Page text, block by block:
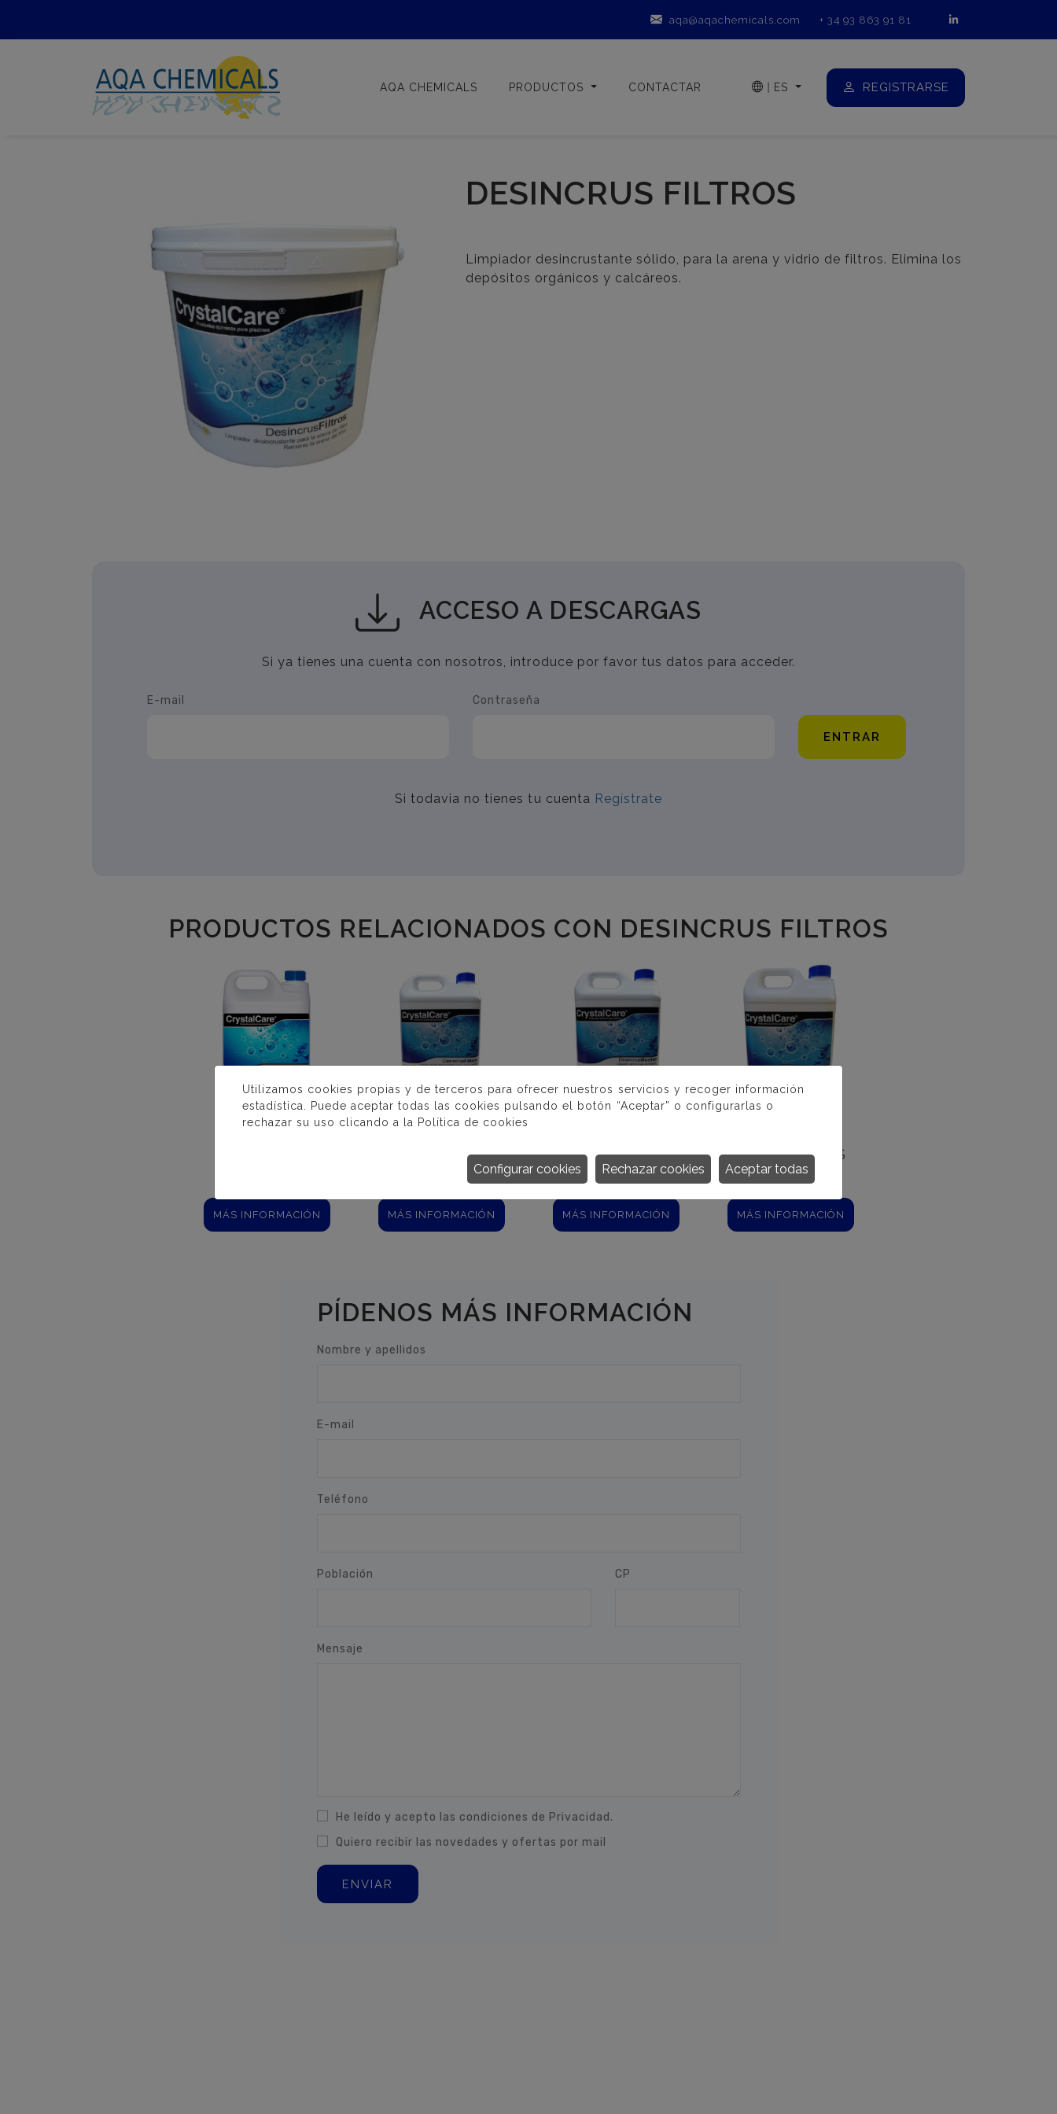
aqa@aqachemicals.com + 34 93 863 91 81
AQA CHEMICALS PRODUCTOS CONTACTAR ES REGISTRARSE
DESINCRUS FILTROS
Limpiador desincrustante sólido, para la arena y vidrio de filtros. Elimina los
depósitos orgánicos y calcáreos.
ACCESO A DESCARGAS
Si ya tienes una cuenta con nosotros, introduce por favor tus datos para acceder.
E-mail Contraseña
ENTRAR
Si todavia no tienes tu cuenta Regístrate
PRODUCTOS RELACIONADOS CON DESINCRUS FILTROS
MÁS INFORMACIÓN
DESINCRUS
FILTROS LIQUIDO
MÁS INFORMACIÓN
DESINCRUS
BORDES
MÁS INFORMACIÓN
CRYSTALPHOS
MÁS INFORMACIÓN
PÍDENOS MÁS INFORMACIÓN
Nombre y apellidos
E-mail
Teléfono
Población CP
Mensaje
He leído y acepto las condiciones de Privacidad.
Quiero recibir las novedades y ofertas por mail
Utilizamos cookies propias y de terceros para ofrecer nuestros servicios y recoger información
estadística. Puede aceptar todas las cookies pulsando el botón “Aceptar” o configurarlas o
rechazar su uso clicando a la Política de cookies
Aceptar todas
Rechazar cookies
Configurar cookies